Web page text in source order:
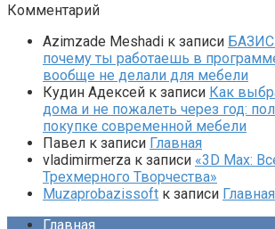
Комментарий
Azimzade Meshadi к записи
почему ты работаешь в
вообще не делали для мебели
Кудин Адексей к записи Как
дома и не пожалеть через год:
покупке современной мебели
Павел к записи Главная
vladimirmerza к записи «3D Max:
Трехмерного Творчества»
Muzaprobazissoft к записи Главная
Главная